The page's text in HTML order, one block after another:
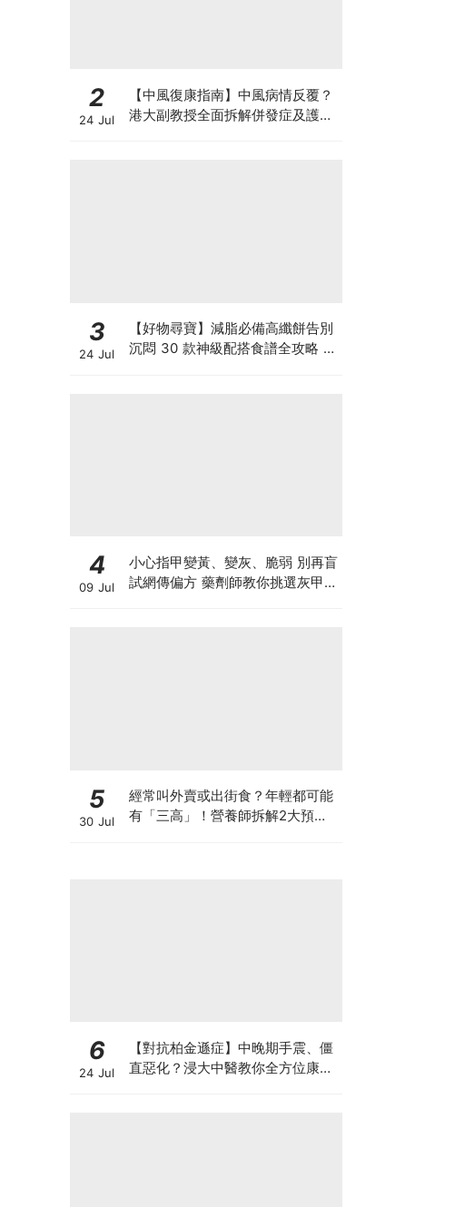
2
24 Jul
【中風復康指南】中風病情反覆？
港大副教授全面拆解併發症及護理
3
24 Jul
【好物尋寶】減脂必備高纖餅告別
沉悶 30 款神級配搭食譜全攻略 日
4
09 Jul
小心指甲變黃、變灰、脆弱 別再盲
試網傳偏方 藥劑師教你挑選灰甲產
5
30 Jul
經常叫外賣或出街食？年輕都可能
有「三高」！營養師拆解2大預防
6
24 Jul
【對抗柏金遜症】中晚期手震、僵
直惡化？浸大中醫教你全方位康復